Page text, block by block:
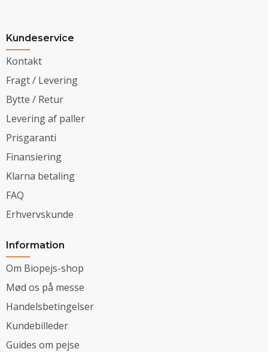
Kundeservice
Kontakt
Fragt / Levering
Bytte / Retur
Levering af paller
Prisgaranti
Finansiering
Klarna betaling
FAQ
Erhvervskunde
Information
Om Biopejs-shop
Mød os på messe
Handelsbetingelser
Kundebilleder
Guides om pejse